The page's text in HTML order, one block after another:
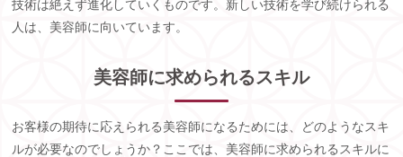
技術は絶えず進化していくものです。新しい技術を学び続けられる
人は、美容師に向いています。
美容師に求められるスキル
お客様の期待に応えられる美容師になるためには、どのようなスキ
ルが必要なのでしょうか？ここでは、美容師に求められるスキルに